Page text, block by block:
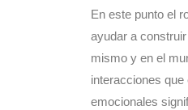
En este punto el
ayudar a
mismo y en el
interacciones
emocionales